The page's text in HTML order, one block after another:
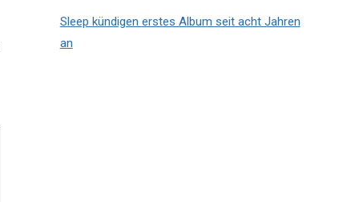
Sleep kündigen erstes Album seit acht Jahren
an